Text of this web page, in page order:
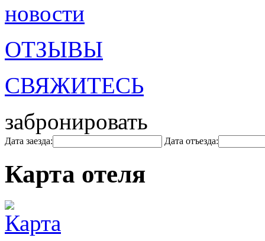
новости
ОТЗЫВЫ
СВЯЖИТЕСЬ
забронировать
Дата заезда: Дата отъезда:
Карта отеля